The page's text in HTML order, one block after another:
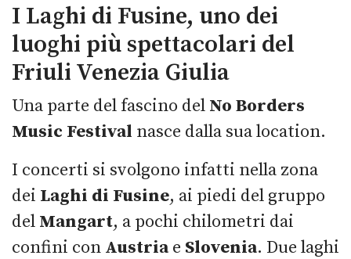
I Laghi di Fusine, uno dei
luoghi più spettacolari del
Friuli Venezia Giulia
Una parte del fascino del No Borders
Music Festival nasce dalla sua location.
I concerti si svolgono infatti nella zona
dei Laghi di Fusine, ai piedi del gruppo
del Mangart, a pochi chilometri dai
confini con Austriae Slovenia. Due laghi